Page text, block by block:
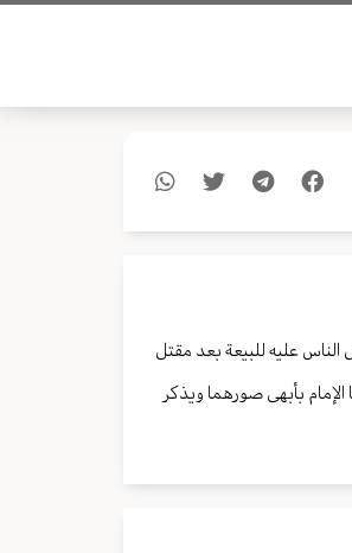
الناس عليه للبيعة بعد مقتل
الإمام بأبهى صورهما ويذكر